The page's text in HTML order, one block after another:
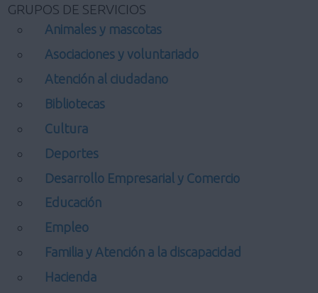
GRUPOS DE SERVICIOS
Animales y mascotas
Asociaciones y voluntariado
Atención al ciudadano
Bibliotecas
Cultura
Deportes
Desarrollo Empresarial y Comercio
Educación
Empleo
Familia y Atención a la discapacidad
Hacienda